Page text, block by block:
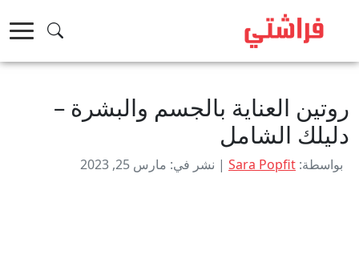
روتين العناية بالجسم والبشرة –
دليلك الشامل
بواسطة: Sara Popfit | نشر في: مارس 25, 2023